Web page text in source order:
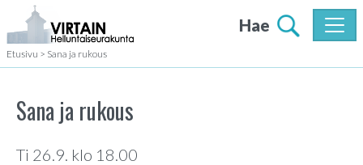
Hae
Etusivu > Sana ja rukous
Sana ja rukous
Ti 26.9. klo 18.00